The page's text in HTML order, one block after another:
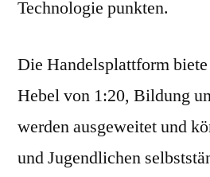
Technologie punkten.
Die Handelsplattform
Hebel von 1:20, Bildung
werden ausgeweitet und
und Jugendlichen